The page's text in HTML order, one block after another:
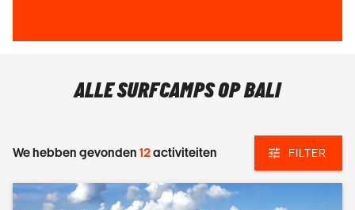
ALLE SURFCAMPS OP BALI
We hebben gevonden 12activiteiten FILTER